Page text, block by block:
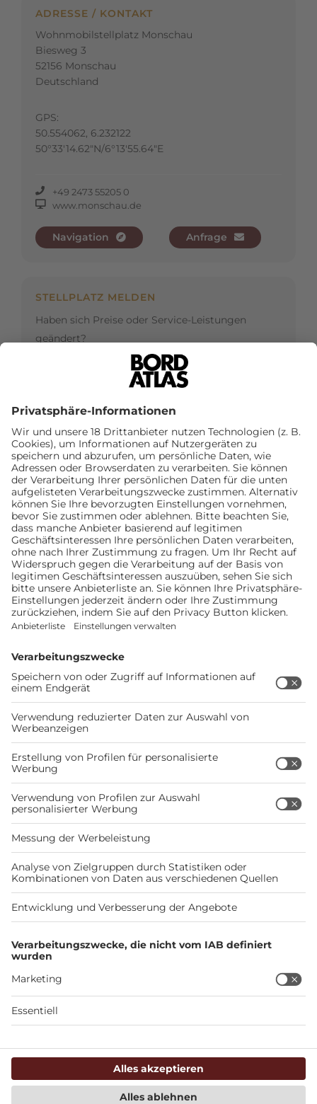
ADRESSE / KONTAKT
Wohnmobilstellplatz Monschau
Biesweg 3
52156 Monschau
Deutschland
GPS:
50.554062, 6.232122
50°33'14.62"N/6°13'55.64"E
+49 2473 55205 0
www.monschau.de
Navigation Anfrage
STELLPLATZ MELDEN
Haben sich Preise oder Service-Leistungen
geändert?
Dann teilen Sie uns diese gern mit.
Mehr als 7.400 Stellplätze in
Deutschland und Europa
Jetzt registrieren und alle Funktionen und
Vorteile von Bordatlas+ nutzen
Stellplätze finden
Mehr zu Bordatlas+
KONTAKT ZUR REDAKTION
Hast Du Anregungen zu Bordatlas Online? Wir freuen
bordatlas@doldemedien.de
WOHNMOBILSTELLPLÄTZE
Möchtest Du uns einen neuen Stellplatz melden?
Neuen Stellplatz melden
Du bist Stellplatzbetreiber und möchtest Deinen
Stellplatz veröffentlichen
REISEMAGAZIN
Reiseziele
Wohnmobiltouren
Stellplatz-News
Stellplatz+